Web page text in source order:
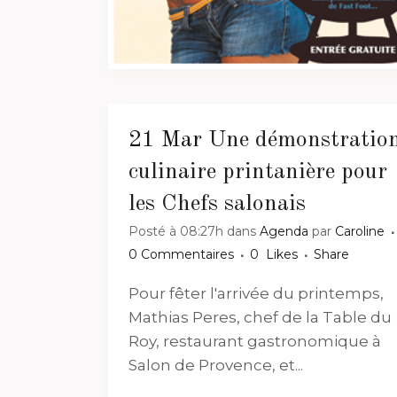
21 Mar Une
culinaire printanière pour
les Chefs salonais
Posté à 08:27h dans Agenda par Caroline
0 Commentaires
0 Likes Share
Pour fêter l'arrivée du printemps,
Mathias Peres, chef de la Table du
Roy, restaurant gastronomique à
Salon de Provence, et...